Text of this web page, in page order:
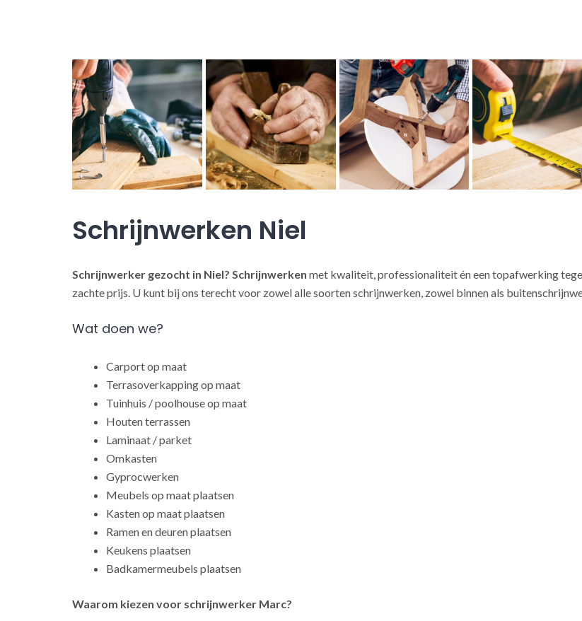
Schrijnwerken Niel
Schrijnwerker gezocht in Niel? Schrijnwerken met kwaliteit, professionaliteit én een topafwerking
zachte prijs. U kunt bij ons terecht voor zowel alle soorten schrijnwerken, zowel binnen als
Wat doen we?
Carport op maat
Terrasoverkapping op maat
Tuinhuis / poolhouse op maat
Houten terrassen
Laminaat / parket
Omkasten
Gyprocwerken
Meubels op maat plaatsen
Kasten op maat plaatsen
Ramen en deuren plaatsen
Keukens plaatsen
Badkamermeubels plaatsen
Waarom kiezen voor schrijnwerker Marc?